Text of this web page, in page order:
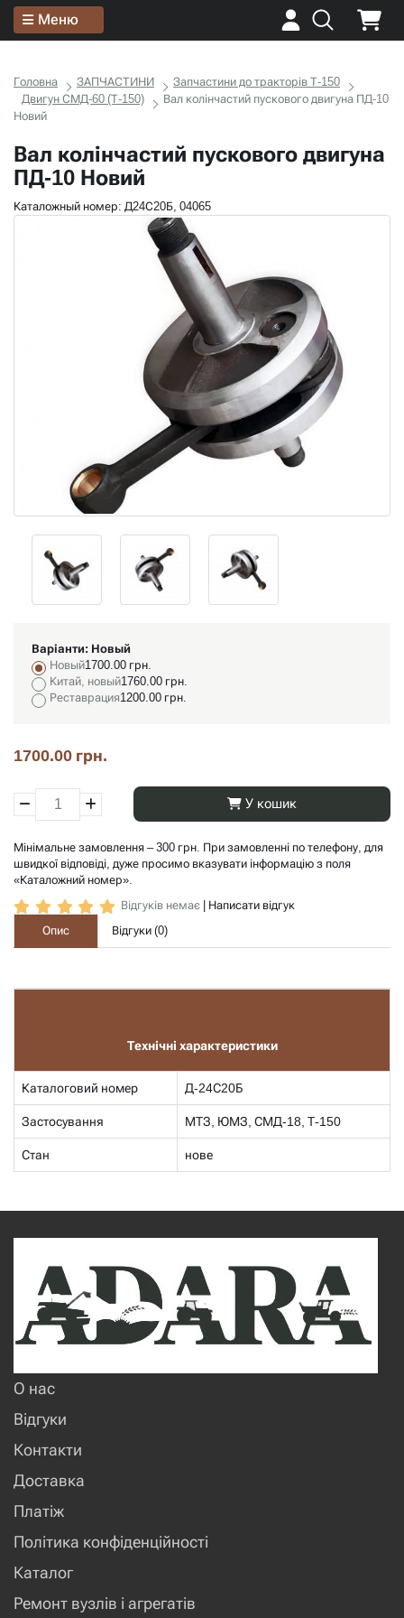
Меню
Головна ЗАПЧАСТИНИ
Запчастини до тракторів Т-150
Двигун СМД-60 (Т-150)
Вал колінчастий пускового двигуна ПД-10
Новий
Вал колінчастий пускового двигуна
ПД-10 Новий
Каталожный номер: Д24С20Б, 04065
Варіанти: Новый
Новый1700.00 грн.
Китай, новый1760.00 грн.
Реставрация1200.00 грн.
1700.00 грн.
У кошик
Мінімальне замовлення – 300 грн. При замовленні по телефону, для
швидкої відповіді, дуже просимо вказувати інформацію з поля
«Каталожний номер».
Відгуків немає
Написати відгук
Опис
Відгуки (0)
Технічні характеристики
Каталоговий номер Д-24С20Б
Застосування МТЗ, ЮМЗ, СМД-18, Т-150
Стан нове
О нас
Відгуки
Контакти
Доставка
Платіж
Політика конфіденційності
Каталог
Ремонт вузлів і агрегатів